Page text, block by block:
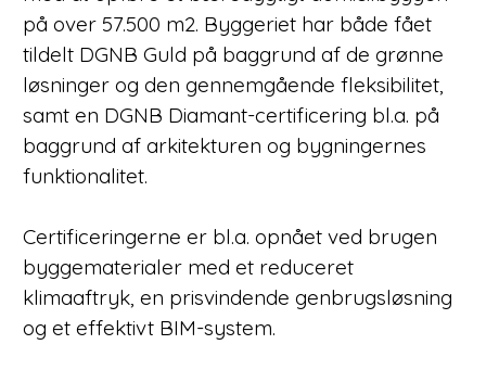
på over 57.500 m2. Byggeriet har både fået
tildelt DGNB Guld på baggrund af de grønne
løsninger og den gennemgående fleksibilitet,
samt en DGNB Diamant-certificering bl.a. på
baggrund af arkitekturen og bygningernes
funktionalitet.
Certificeringerne er bl.a. opnået ved brugen
byggematerialer med et reduceret
klimaaftryk, en prisvindende genbrugsløsning
og et effektivt BIM-system.